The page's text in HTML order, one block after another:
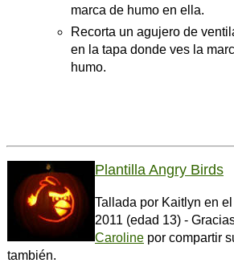
marca de humo en ella.
Recorta un agujero de
en la tapa donde ves la
humo.
Plantilla Angry Birds
Tallada por Kaitlyn en
2011 (edad 13) -
Caroline por compartir
también.